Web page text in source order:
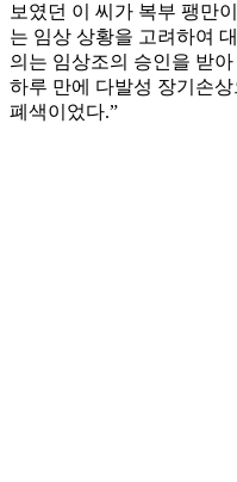
보였던 이 씨가 복부 팽만
는 임상 상황을 고려하여
의는 임상조의 승인을 받
하루 만에 다발성 장기손
폐색이었다.”